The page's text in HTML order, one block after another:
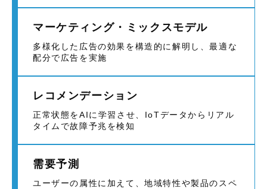
マーケティング・ミックスモデル
多様化した広告の効果を構造的に解明し、最適な
配分で広告を実施
レコメンデーション
正常状態をAIに学習させ、IoTデータからリアル
タイムで故障予兆を検知
需要予測
ユーザーの属性に加えて、地域特性や製品のスペ